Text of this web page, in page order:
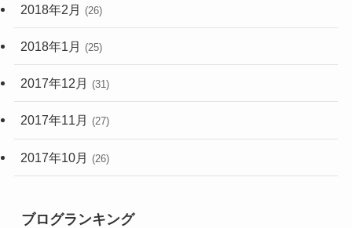
2018年2月 (26)
2018年1月 (25)
2017年12月 (31)
2017年11月 (27)
2017年10月 (26)
ブログランキング